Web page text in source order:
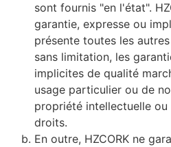
sont fournis "en l'état".
garantie, expresse ou
présente toutes les
sans limitation, les
implicites de qualité
usage particulier ou de
propriété intellectuelle
droits.
En outre, HZCORK ne